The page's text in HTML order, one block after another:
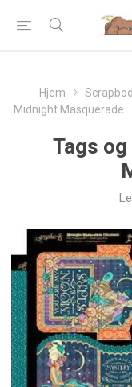
Hjem
Midnight Masquerade
Tags